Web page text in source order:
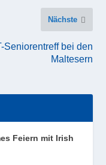
Nächste
Seniorentreff bei den
Maltesern
Feiern mit Irish